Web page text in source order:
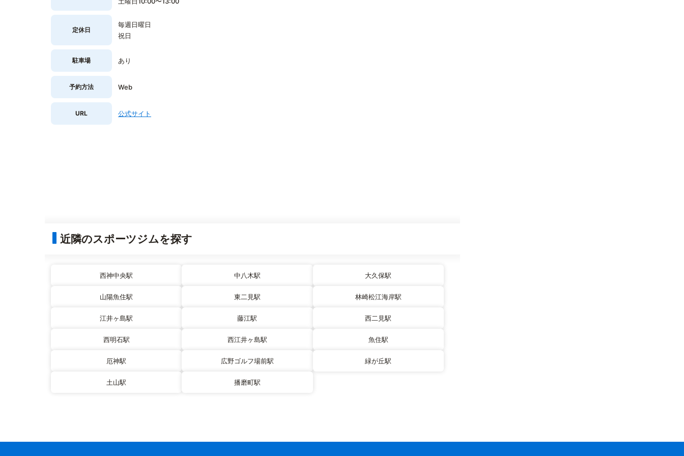
定休日
毎週日曜日
祝日
駐車場 あり
予約方法 Web
URL 公式サイト
近隣のスポーツジムを探す
西神中央駅 中八木駅 大久保駅
山陽魚住駅 東二見駅 林崎松江海岸駅
江井ヶ島駅 藤江駅 西二見駅
西明石駅 西江井ヶ島駅 魚住駅
厄神駅 広野ゴルフ場前駅 緑が丘駅
土山駅 播磨町駅